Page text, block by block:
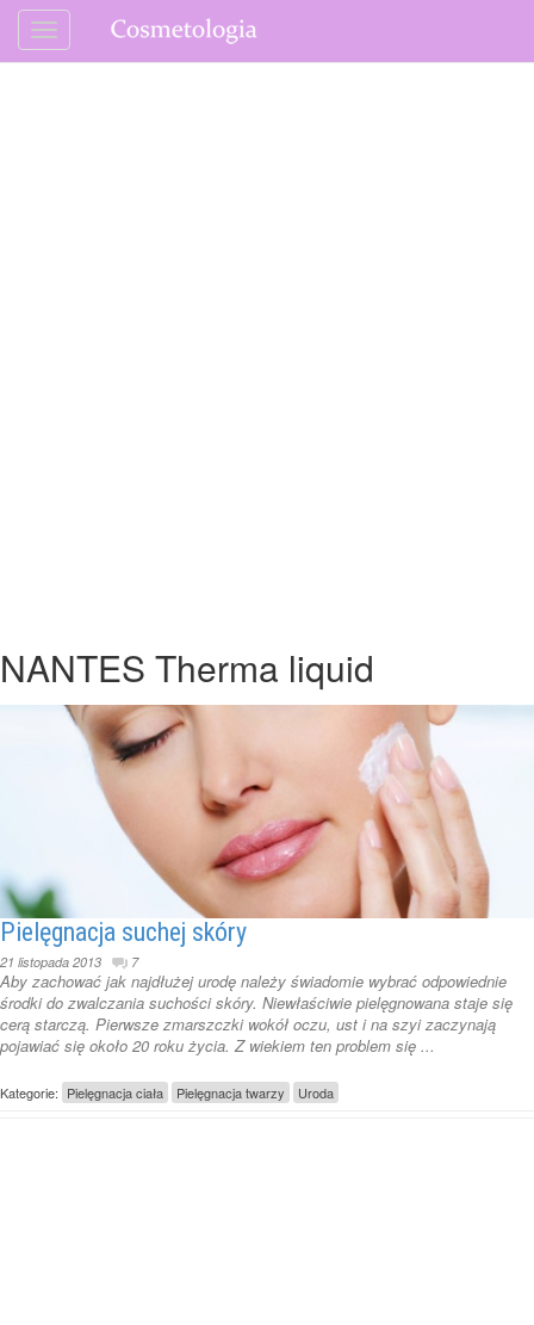
NANTES Therma liquid
Pielęgnacja suchej skóry
21 listopada 2013 7
Aby zachować jak najdłużej urodę należy świadomie wybrać odpowiednie
środki do zwalczania suchości skóry. Niewłaściwie pielęgnowana staje się
cerą starczą. Pierwsze zmarszczki wokół oczu, ust i na szyi zaczynają
pojawiać się około 20 roku życia. Z wiekiem ten problem się ...
Kategorie: Pielęgnacja ciała Pielęgnacja twarzy Uroda